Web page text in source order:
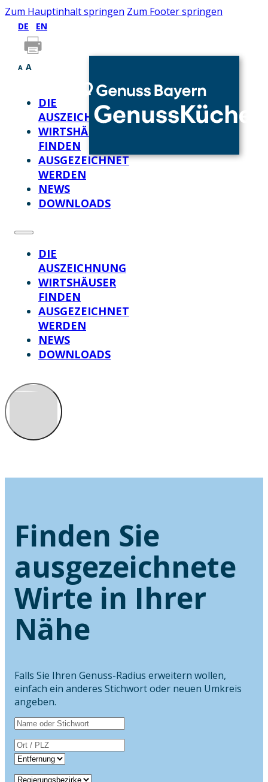
Zum Hauptinhalt springen Zum Footer springen
DE EN
A A
DIE
AUSZEICHNUNG
WIRTSHÄUSER
FINDEN
AUSGEZEICHNET
WERDEN
NEWS
DOWNLOADS
DIE
AUSZEICHNUNG
WIRTSHÄUSER
FINDEN
AUSGEZEICHNET
WERDEN
NEWS
DOWNLOADS
Finden Sie
ausgezeichnete
Wirte in Ihrer
Nähe
Falls Sie Ihren Genuss-Radius erweitern wollen,
einfach ein anderes Stichwort oder neuen Umkreis
angeben.